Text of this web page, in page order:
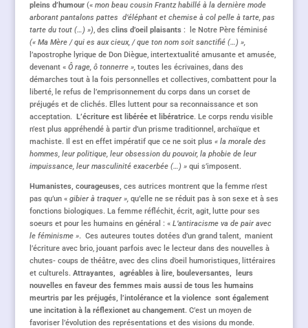
pleins d’humour (« mon beau cousin Frantz habillé à la dernière mode
arborant pantalons pattes d’éléphant et chemise à col pelle à tarte, pas
tarte du tout (…) »), des clins d’oeil plaisants : le Notre Père féminisé
(« Ma Mère / qui es aux cieux, / que ton nom soit sanctifié (…) »,
l’apostrophe lyrique de Don Diègue, intertextualité amusante et amusée,
devenant « Ô rage, ô tonnerre », toutes les écrivaines, dans des
démarches tout à la fois personnelles et collectives, combattent pour la
liberté, le refus de l’emprisonnement du corps dans un corset de
préjugés et de clichés. Elles luttent pour sa reconnaissance et son
acceptation. L’écriture est libérée et libératrice. Le corps rendu visible
n’est plus appréhendé à partir d’un prisme traditionnel, archaïque et
machiste. Il est en effet impératif que ce ne soit plus « la morale des
hommes, leur politique, leur obsession du pouvoir, la phobie de leur
impuissance, leur masculinité exacerbée (…) »qui s’imposent.
Humanistes, courageuses, ces autrices montrent que la femme n’est
pas qu’un « gibier à traquer », qu’elle ne se réduit pas à son sexe et à ses
fonctions biologiques. La femme réfléchit, écrit, agit, lutte pour ses
soeurs et pour les humains en général : « L’antiracisme va de pair avec
le féminisme ». Ces auteures toutes dotées d’un grand talent, manient
l’écriture avec brio, jouant parfois avec le lecteur dans des nouvelles à
chutes- coups de théâtre, avec des clins d’oeil humoristiques, littéraires
et culturels. Attrayantes, agréables à lire, bouleversantes, leurs
nouvelles en faveur des femmes mais aussi de tous les humains
meurtris par les préjugés, l’intolérance et la violence sont également
une incitation à la réflexionet au changement. C’est un moyen de
favoriser l’évolution des représentations et des visions du monde.